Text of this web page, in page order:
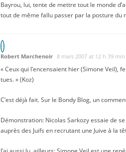
Bayrou, lui, tente de mettre tout le monde
tout de même fallu passer par la posture du
Robert Marchenoir 8 mars 2007 at 12 h 39 min
« Ceux qui l’encensaient hier (Simone
tues. » (Koz)
C’est déjà fait. Sur le Bondy Blog, un
Démonstration: Nicolas Sarkozy essaie de
auprès des Juifs en recrutant une Juive à la